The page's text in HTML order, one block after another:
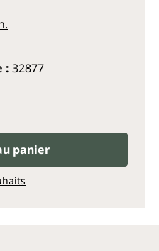
: 32877
: Entrez la
panier